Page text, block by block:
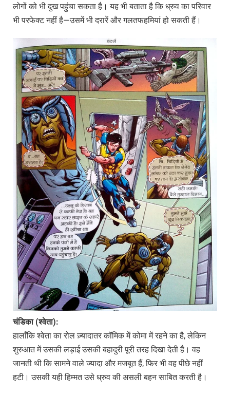
लोगों को भी दुख पहुंचा सकता है। यह भी बताता है कि ध्रुव का परिवार
भी परफेक्ट नहीं है—उसमें भी दरारें और गलतफहमियां हो सकती हैं।
चंडिका(श्वेता):
हालाँकि श्वेता का रोल ज़्यादातर कॉमिक में कोमा में रहने का है, लेकिन
शुरुआत में उसकी लड़ाई उसकी बहादुरी पूरी तरह दिखा देती है। वह
जानती थी कि सामने वाले ज्यादा और मजबूत हैं, फिर भी वह पीछे नहीं
हटी। उसकी यही हिम्मत उसे ध्रुव की असली बहन साबित करती है।